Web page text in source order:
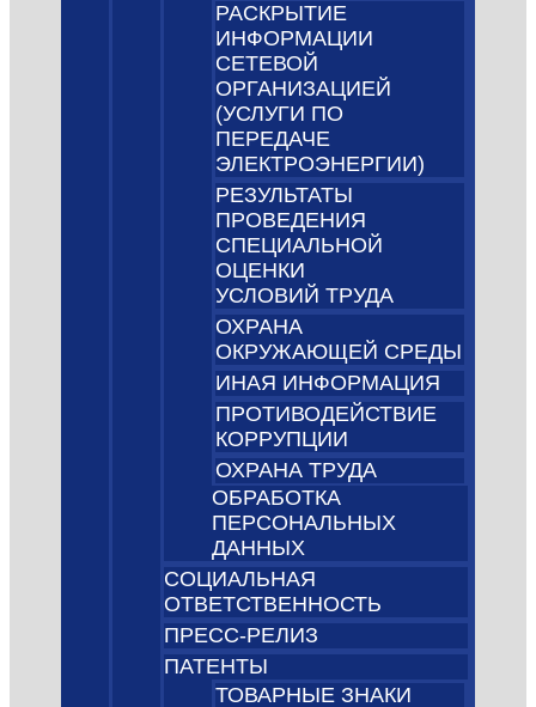
РАСКРЫТИЕ
ИНФОРМАЦИИ
СЕТЕВОЙ
ОРГАНИЗАЦИЕЙ
(УСЛУГИ ПО
ПЕРЕДАЧЕ
ЭЛЕКТРОЭНЕРГИИ)
РЕЗУЛЬТАТЫ
ПРОВЕДЕНИЯ
СПЕЦИАЛЬНОЙ
ОЦЕНКИ
УСЛОВИЙ ТРУДА
ОХРАНА
ОКРУЖАЮЩЕЙ СРЕДЫ
ИНАЯ ИНФОРМАЦИЯ
ПРОТИВОДЕЙСТВИЕ
КОРРУПЦИИ
ОХРАНА ТРУДА
ОБРАБОТКА
ПЕРСОНАЛЬНЫХ
ДАННЫХ
СОЦИАЛЬНАЯ
ОТВЕТСТВЕННОСТЬ
ПРЕСС-РЕЛИЗ
ПАТЕНТЫ
ТОВАРНЫЕ ЗНАКИ